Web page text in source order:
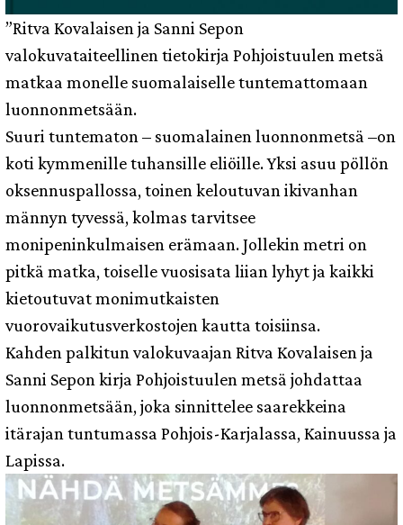
”Ritva Kovalaisen ja Sanni Sepon
valokuvataiteellinen tietokirja Pohjoistuulen metsä
matkaa monelle suomalaiselle tuntemattomaan
luonnonmetsään.
Suuri tuntematon – suomalainen luonnonmetsä –on
koti kymmenille tuhansille eliöille. Yksi asuu pöllön
oksennuspallossa, toinen keloutuvan ikivanhan
männyn tyvessä, kolmas tarvitsee
monipeninkulmaisen erämaan. Jollekin metri on
pitkä matka, toiselle vuosisata liian lyhyt ja kaikki
kietoutuvat monimutkaisten
vuorovaikutusverkostojen kautta toisiinsa.
Kahden palkitun valokuvaajan Ritva Kovalaisen ja
Sanni Sepon kirja Pohjoistuulen metsä johdattaa
luonnonmetsään, joka sinnittelee saarekkeina
itärajan tuntumassa Pohjois-Karjalassa, Kainuussa ja
Lapissa.